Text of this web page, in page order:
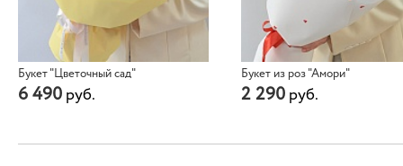
Букет "Цветочный сад"
6 490 руб.
Букет из роз "Амори"
2 290 руб.